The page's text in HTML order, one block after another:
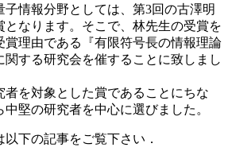
子情報分野としては、第3回の古澤明
となります。そこで、林先生の受賞を
賞理由である『有限符号長の情報理論
関する研究会を催することに致しまし
者を対象とした賞であることにちな
堅の研究者を中心に選びました。
下の記事をご覧下さい．